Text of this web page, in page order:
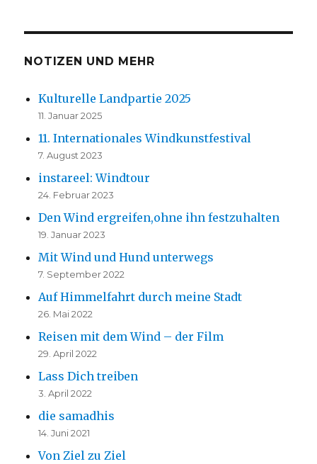
Beiträge
E
NOTIZEN UND MEHR
Kulturelle Landpartie 2025
11. Januar 2025
11. Internationales Windkunstfestival
7. August 2023
instareel: Windtour
24. Februar 2023
Den Wind ergreifen,ohne ihn festzuhalten
19. Januar 2023
Mit Wind und Hund unterwegs
7. September 2022
Auf Himmelfahrt durch meine Stadt
26. Mai 2022
Reisen mit dem Wind – der Film
29. April 2022
Lass Dich treiben
3. April 2022
die samadhis
14. Juni 2021
Von Ziel zu Ziel